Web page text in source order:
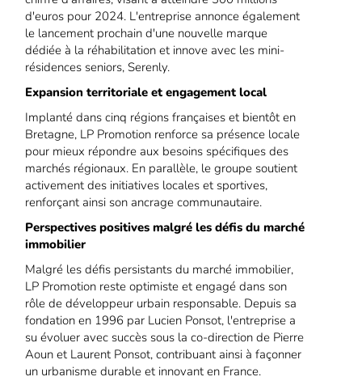
d'euros pour 2024. L'entreprise annonce également
le lancement prochain d'une nouvelle marque
dédiée à la réhabilitation et innove avec les mini-
résidences seniors, Serenly.
Expansion territoriale et engagement local
Implanté dans cinq régions françaises et bientôt en
Bretagne, LP Promotion renforce sa présence locale
pour mieux répondre aux besoins spécifiques des
marchés régionaux. En parallèle, le groupe soutient
activement des initiatives locales et sportives,
renforçant ainsi son ancrage communautaire.
Perspectives positives malgré les défis du marché
immobilier
Malgré les défis persistants du marché immobilier,
LP Promotion reste optimiste et engagé dans son
rôle de développeur urbain responsable. Depuis sa
fondation en 1996 par Lucien Ponsot, l'entreprise a
su évoluer avec succès sous la co-direction de Pierre
Aoun et Laurent Ponsot, contribuant ainsi à façonner
un urbanisme durable et innovant en France.